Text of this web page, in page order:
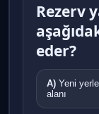
Rezerv
eder?
A)
alanı